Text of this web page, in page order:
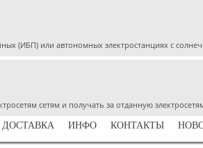
(ИБП) или автономных электростанциях с
сетям и получать за отданную
ДОСТАВКА ИНФО КОНТАКТЫ